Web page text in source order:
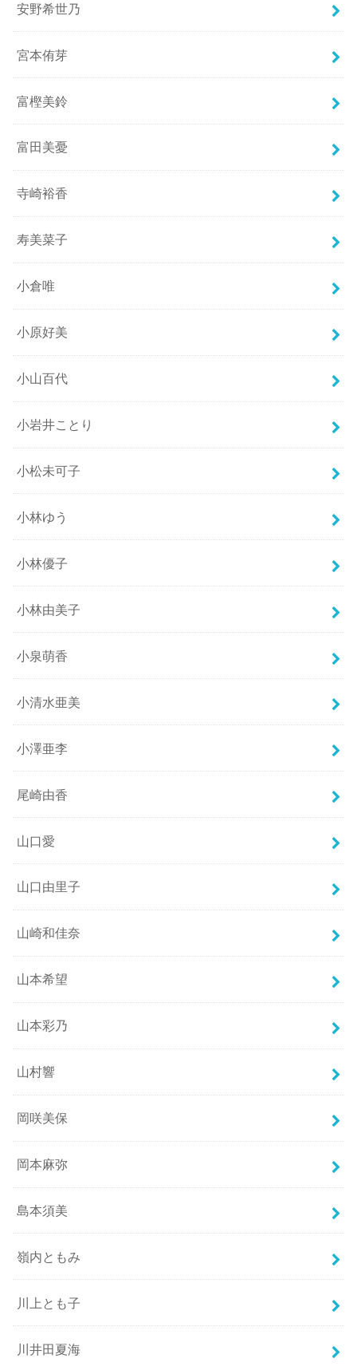
安野希世乃
宮本侑芽
富樫美鈴
富田美憂
寺崎裕香
寿美菜子
小倉唯
小原好美
小山百代
小岩井ことり
小松未可子
小林ゆう
小林優子
小林由美子
小泉萌香
小清水亜美
小澤亜李
尾崎由香
山口愛
山口由里子
山崎和佳奈
山本希望
山本彩乃
山村響
岡咲美保
岡本麻弥
島本須美
嶺内ともみ
川上とも子
川井田夏海